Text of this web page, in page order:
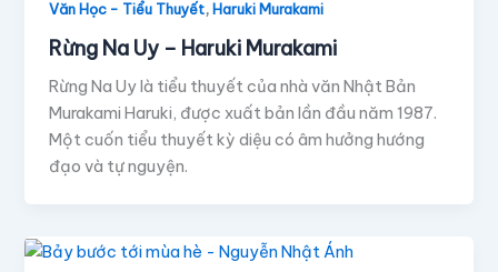
Văn Học - Tiểu Thuyết,Haruki Murakami
Rừng Na Uy – Haruki Murakami
Rừng Na Uy là tiểu thuyết của nhà văn Nhật Bản
Murakami Haruki, được xuất bản lần đầu năm 1987.
Một cuốn tiểu thuyết kỳ diệu có âm hưởng hướng
đạo và tự nguyện.